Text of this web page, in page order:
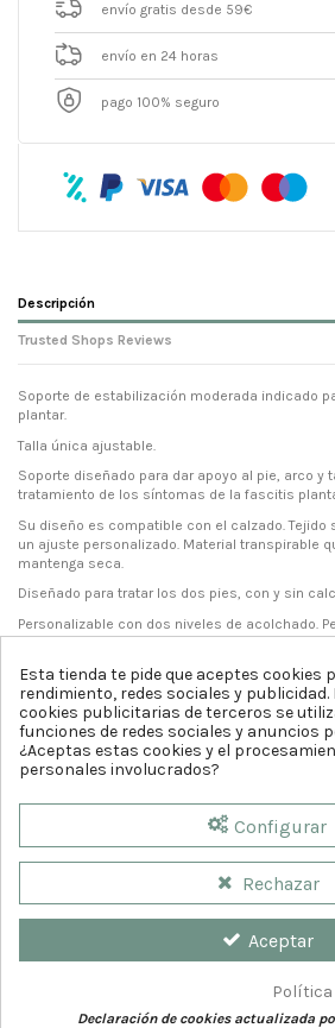
envío gratis desde 59€
envío en 24 horas
pago 100% seguro
Descripción
Trusted Shops Reviews
Soporte de estabilización moderada indicado
plantar.
Talla única ajustable.
Soporte diseñado para dar apoyo al pie, arco y
tratamiento de los síntomas de la fascitis
Su diseño es compatible con el calzado. Tejido
un ajuste personalizado. Material transpirable
mantenga seca.
Diseñado para tratar los dos pies, con y sin
Personalizable con dos niveles de acolchado.
© 2026 Farmaciacia del Teatro. Diseño
Esta tienda te pide que aceptes cookies
rendimiento, redes sociales y publicidad.
cookies publicitarias de terceros se
funciones de redes sociales y anuncios
¿Aceptas estas cookies y el
personales involucrados?
Configurar
Rechazar
Aceptar
Política
Declaración de cookies actualizada